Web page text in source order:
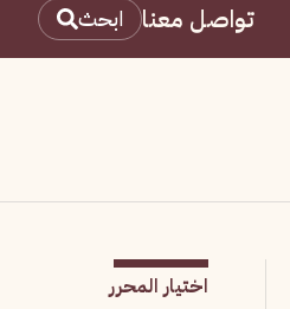
تواصل معنا ابحث
اختيار المحرر